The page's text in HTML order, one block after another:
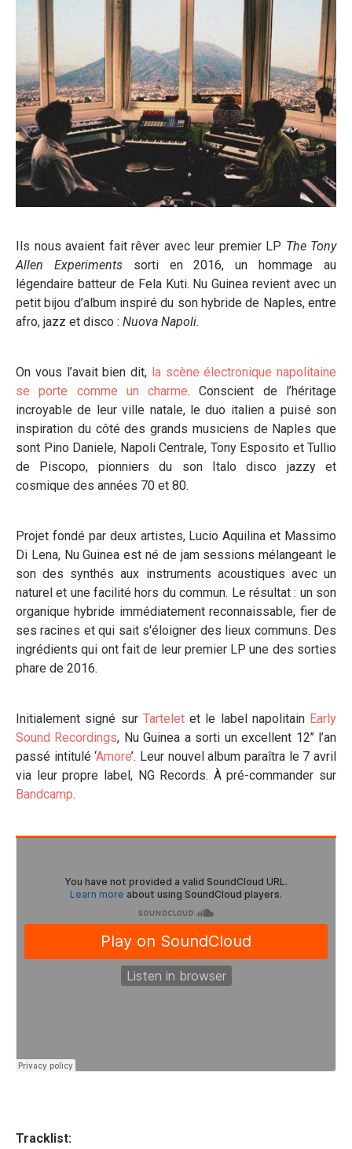
Ils nous avaient fait rêver avec leur premier LP The Tony
Allen Experiments sorti en 2016, un hommage au
légendaire batteur de Fela Kuti. Nu Guinea revient avec un
petit bijou d’album inspiré du son hybride de Naples, entre
afro, jazz et disco : Nuova Napoli.
On vous l’avait bien dit, la scène électronique napolitaine
se porte comme un charme. Conscient de l’héritage
incroyable de leur ville natale, le duo italien a puisé son
inspiration du côté des grands musiciens de Naples que
sont Pino Daniele, Napoli Centrale, Tony Esposito et Tullio
de Piscopo, pionniers du son Italo disco jazzy et
cosmique des années 70 et 80.
Projet fondé par deux artistes, Lucio Aquilina et Massimo
Di Lena, Nu Guinea est né de jam sessions mélangeant le
son des synthés aux instruments acoustiques avec un
naturel et une facilité hors du commun. Le résultat : un son
organique hybride immédiatement reconnaissable, fier de
ses racines et qui sait s'éloigner des lieux communs. Des
ingrédients qui ont fait de leur premier LP une des sorties
phare de 2016.
Initialement signé sur Tarteletet le label napolitain Early
Sound Recordings, Nu Guinea a sorti un excellent 12’’ l’an
passé intitulé ‘Amore’. Leur nouvel album paraîtra le 7 avril
via leur propre label, NG Records. À pré-commander sur
Bandcamp.
Tracklist: